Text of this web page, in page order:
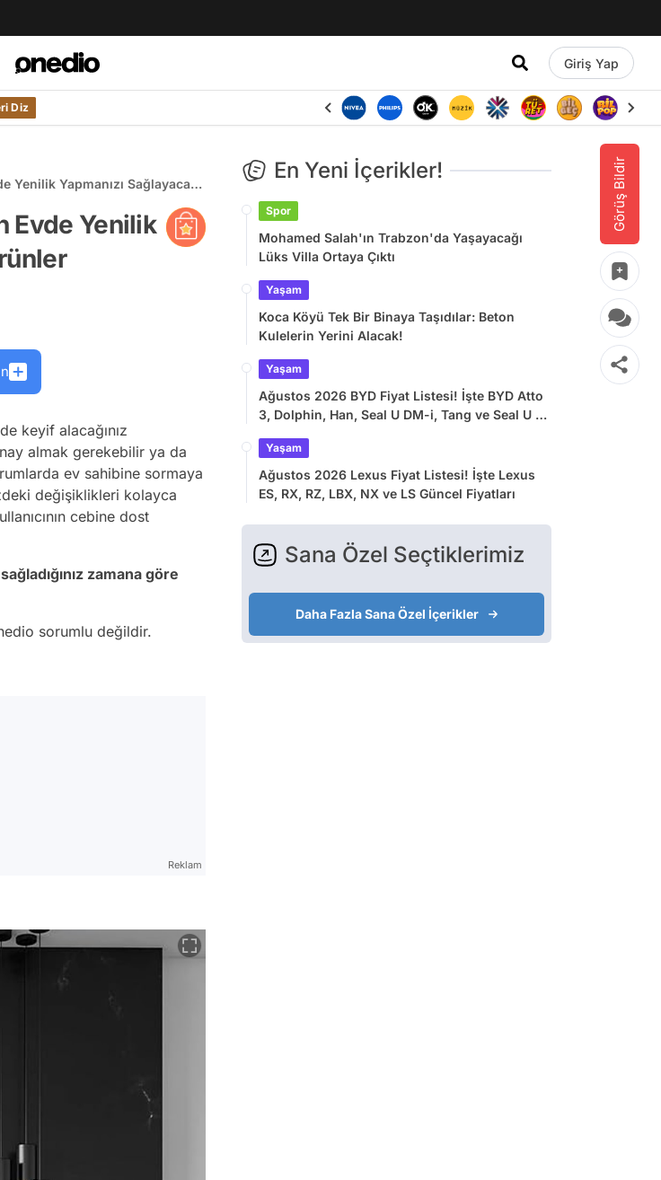
Giriş Yap
Diz
Görüş Bildir
Yenilik Yapmanızı Sağlayacak
Evde Yenilik
keyif alacağınız
almak gerekebilir ya da
ev sahibine sormaya
değişiklikleri kolayca
cebine dost
sağladığınız zamana göre
sorumlu değildir.
Reklam
En Yeni İçerikler!
Spor
Mohamed Salah'ın Trabzon'da Yaşayacağı
Lüks Villa Ortaya Çıktı
Yaşam
Koca Köyü Tek Bir Binaya Taşıdılar: Beton
Kulelerin Yerini Alacak!
Yaşam
Ağustos 2026 BYD Fiyat Listesi! İşte BYD Atto
3, Dolphin, Han, Seal U DM-i, Tang ve Seal U EV
Yaşam
Ağustos 2026 Lexus Fiyat Listesi! İşte Lexus
ES, RX, RZ, LBX, NX ve LS Güncel Fiyatları
Sana Özel Seçtiklerimiz
Daha Fazla Sana Özel İçerikler